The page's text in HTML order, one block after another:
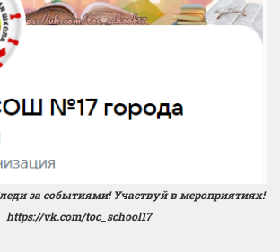
за событиями! Участвуй в мероприятиях!
https://vk.com/toc_school17